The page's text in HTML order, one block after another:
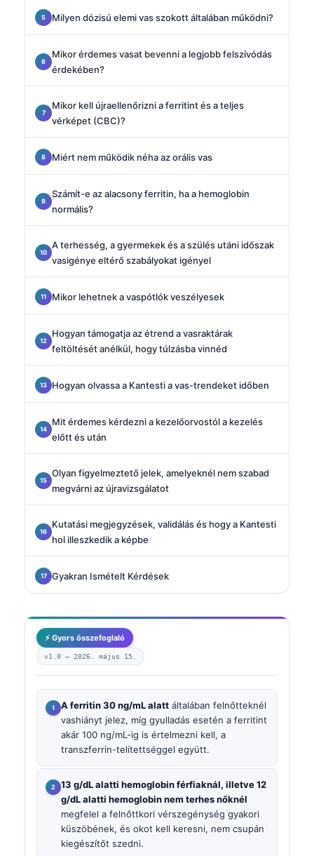
Milyen dózisú elemi vas szokott általában működni?
Mikor érdemes vasat bevenni a legjobb felszívódás
érdekében?
Mikor kell újraellenőrizni a ferritint és a teljes
vérképet (CBC)?
Miért nem működik néha az orális vas
Számít-e az alacsony ferritin, ha a hemoglobin
normális?
A terhesség, a gyermekek és a szülés utáni időszak
vasigénye eltérő szabályokat igényel
Mikor lehetnek a vaspótlók veszélyesek
Hogyan támogatja az étrend a vasraktárak
feltöltését anélkül, hogy túlzásba vinnéd
Hogyan olvassa a Kantesti a vas-trendeket időben
Mit érdemes kérdezni a kezelőorvostól a kezelés
előtt és után
Olyan figyelmeztető jelek, amelyeknél nem szabad
megvárni az újravizsgálatot
Kutatási megjegyzések, validálás és hogy a Kantesti
hol illeszkedik a képbe
Gyakran Ismételt Kérdések
⚡ Gyors összefoglaló
v1.0 — 2026. május 15.
A ferritin 30 ng/mL alatt általában felnőtteknél
vashiányt jelez, míg gyulladás esetén a ferritint
akár 100 ng/mL-ig is értelmezni kell, a
transzferrin-telítettséggel együtt.
13 g/dL alatti hemoglobin férfiaknál, illetve 12
g/dL alatti hemoglobin nem terhes nőknél
megfelel a felnőttkori vérszegénység gyakori
küszöbének, és okot kell keresni, nem csupán
kiegészítőt szedni.